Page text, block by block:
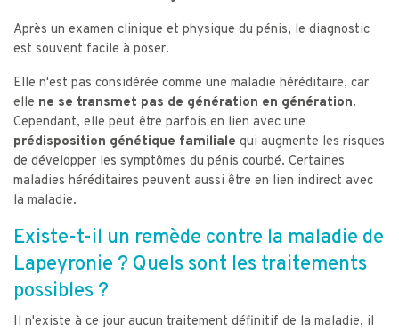
Après un examen clinique et physique du pénis, le diagnostic
est souvent facile à poser.
Elle n'est pas considérée comme une maladie héréditaire, car
elle ne se transmet pas de génération en génération.
Cependant, elle peut être parfois en lien avec une
prédisposition génétique familiale qui augmente les risques
de développer les symptômes du pénis courbé. Certaines
maladies héréditaires peuvent aussi être en lien indirect avec
la maladie.
Existe-t-il un remède contre la maladie de
Lapeyronie ? Quels sont les traitements
possibles ?
Il n'existe à ce jour aucun traitement définitif de la maladie, il